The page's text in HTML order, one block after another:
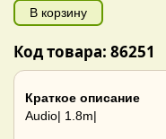
В корзину
Код товара: 86251
Краткое описание
Audio| 1.8m|